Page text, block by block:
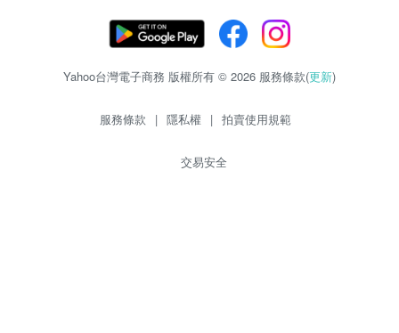
Yahoo台灣電子商務 版權所有 © 2026 服務條款(更新)
服務條款 | 隱私權 | 拍賣使用規範
交易安全